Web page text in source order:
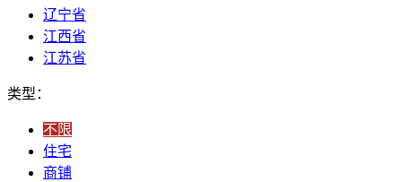
辽宁省
江西省
江苏省
类型：
不限
住宅
商铺